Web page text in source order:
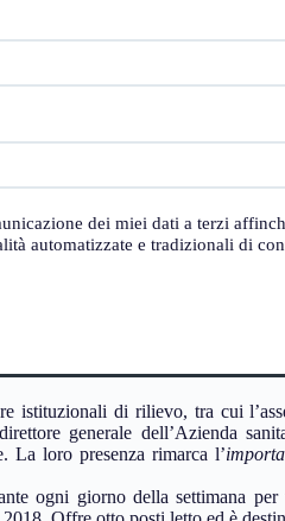
dei miei dati a terzi
automatizzate e tradizionali di
istituzionali di rilievo, tra cui
generale dell’Azienda
La loro presenza rimarca l’
ogni giorno della settimana